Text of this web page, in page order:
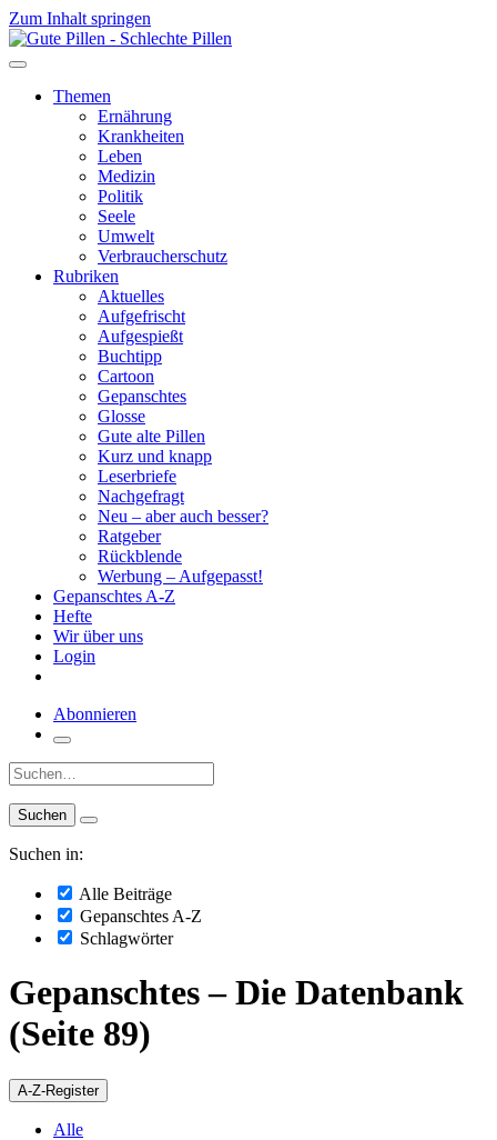
Zum Inhalt springen
Themen
Ernährung
Krankheiten
Leben
Medizin
Politik
Seele
Umwelt
Verbraucherschutz
Rubriken
Aktuelles
Aufgefrischt
Aufgespießt
Buchtipp
Cartoon
Gepanschtes
Glosse
Gute alte Pillen
Kurz und knapp
Leserbriefe
Nachgefragt
Neu – aber auch besser?
Ratgeber
Rückblende
Werbung – Aufgepasst!
Gepanschtes A-Z
Hefte
Wir über uns
Login
Abonnieren
Suche:
Suchen in:
Alle Beiträge
Gepanschtes A-Z
Schlagwörter
Gepanschtes – Die Datenbank
(Seite 89)
A-Z-Register
Alle